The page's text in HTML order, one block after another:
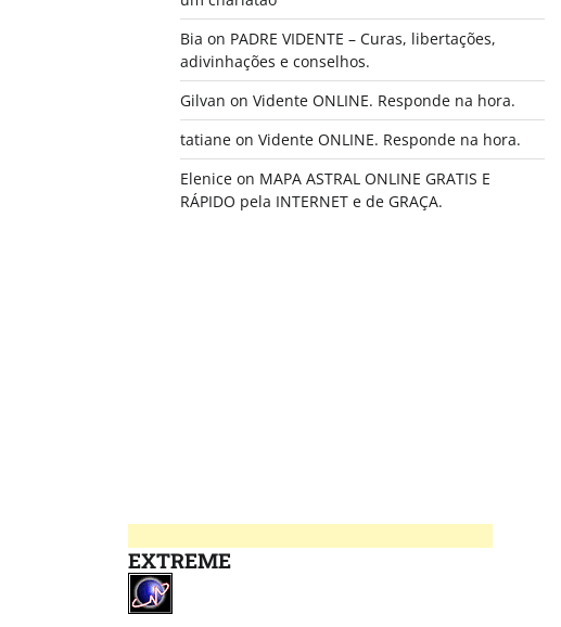
Bia on PADRE VIDENTE – Curas, libertações,
adivinhações e conselhos.
Gilvan on Vidente ONLINE. Responde na hora.
tatianeon Vidente ONLINE. Responde na hora.
Eleniceon MAPA ASTRAL ONLINE GRATIS E
RÁPIDO pela INTERNET e de GRAÇA.
EXTREME